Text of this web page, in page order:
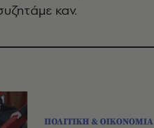
καν.
ΠΟΛΙΤΙΚΗ & ΟΙΚΟΝΟΜΙΑ